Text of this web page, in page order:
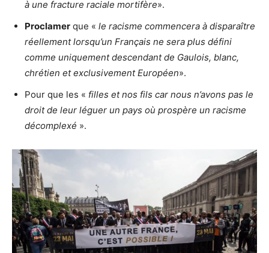
à une fracture raciale mortifère».
Proclamer que « le racisme commencera à disparaître
réellement lorsqu’un Français ne sera plus défini
comme uniquement descendant de Gaulois, blanc,
chrétien et exclusivement Européen».
Pour que les « filles et nos fils car nous n’avons pas le
droit de leur léguer un pays où prospère un racisme
décomplexé ».